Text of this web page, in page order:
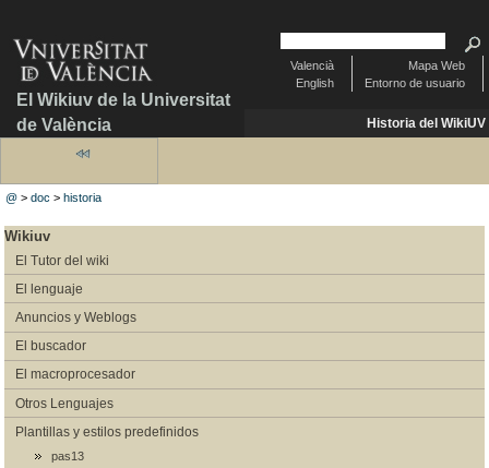
El Wikiuv de la Universitat
de València
Mapa Web
Entorno de usuario
Valencià
English
Historia del WikiUV
@ >doc >historia
Wikiuv
El Tutor del wiki
El lenguaje
Anuncios y Weblogs
El buscador
El macroprocesador
Otros Lenguajes
Plantillas y estilos predefinidos
pas13